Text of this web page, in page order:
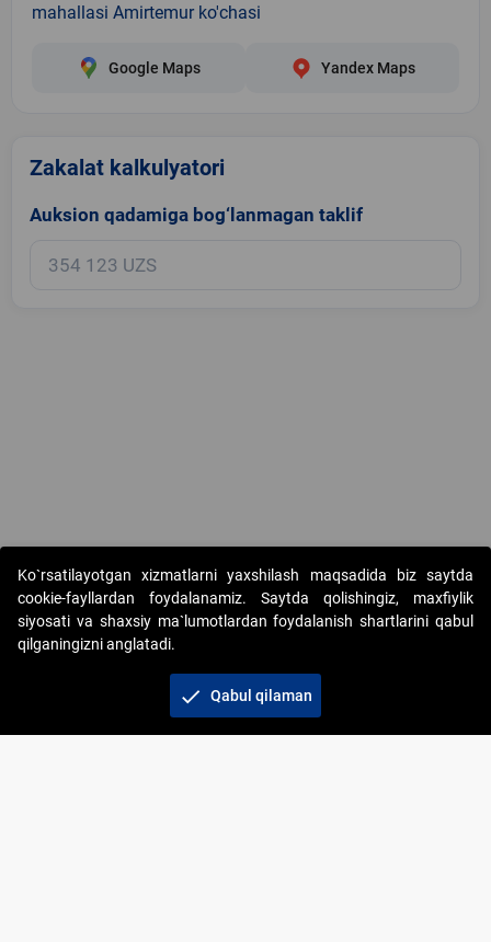
mahallasi Amirtemur ko'chasi
Google Maps Yandex Maps
Zakalat kalkulyatori
Auksion qadamiga bog‘lanmagan taklif
Copyright © 2017-2026. "Elektron onlayn-auksionlarni tashkil etish"
AJ. Barcha huquqlar himoyalangan
+998 71 202-21-11
Ko`rsatilayotgan xizmatlarni yaxshilash maqsadida biz saytda
cookie-fayllardan foydalanamiz. Saytda qolishingiz, maxfiylik
siyosati va shaxsiy ma`lumotlardan foydalanish shartlarini qabul
qilganingizni anglatadi.
check Qabul qilaman